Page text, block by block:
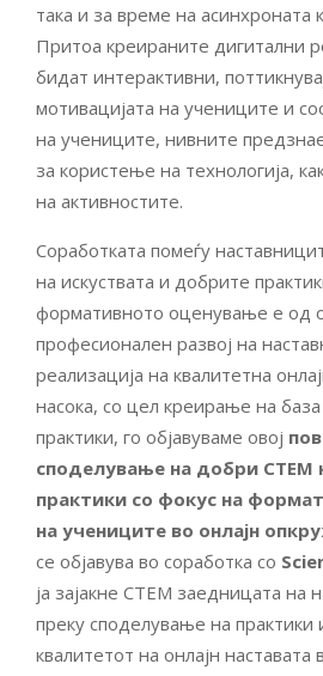
така и за време на асинхроната
Притоа креираните дигитални
бидат интерaктивни,
мотивацијата на учениците и
на учениците, нивните
за користење на технологија,
на активностите.
Соработката помеѓу
на искуствата и добрите
формативното оценување е од
професионален развој на
реализација на квалитетна
насока, со цел креирање на
практики, го објавуваме овој
споделување на добри СТЕМ
практики со фокус на
на учениците во онлајн
се објавува во соработка со
ја зајакне СТЕМ заедницата на
преку споделување на
квалитетот на онлајн